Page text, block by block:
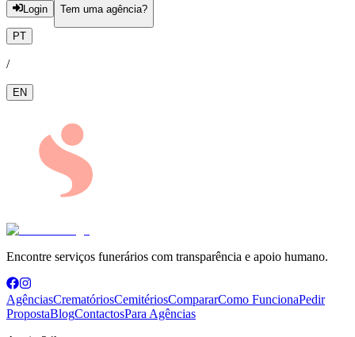
Login Tem uma agência?
PT
/
EN
Encontre serviços funerários com transparência e apoio humano.
AgênciasCrematóriosCemitériosCompararComo FuncionaPedir
PropostaBlogContactosPara Agências